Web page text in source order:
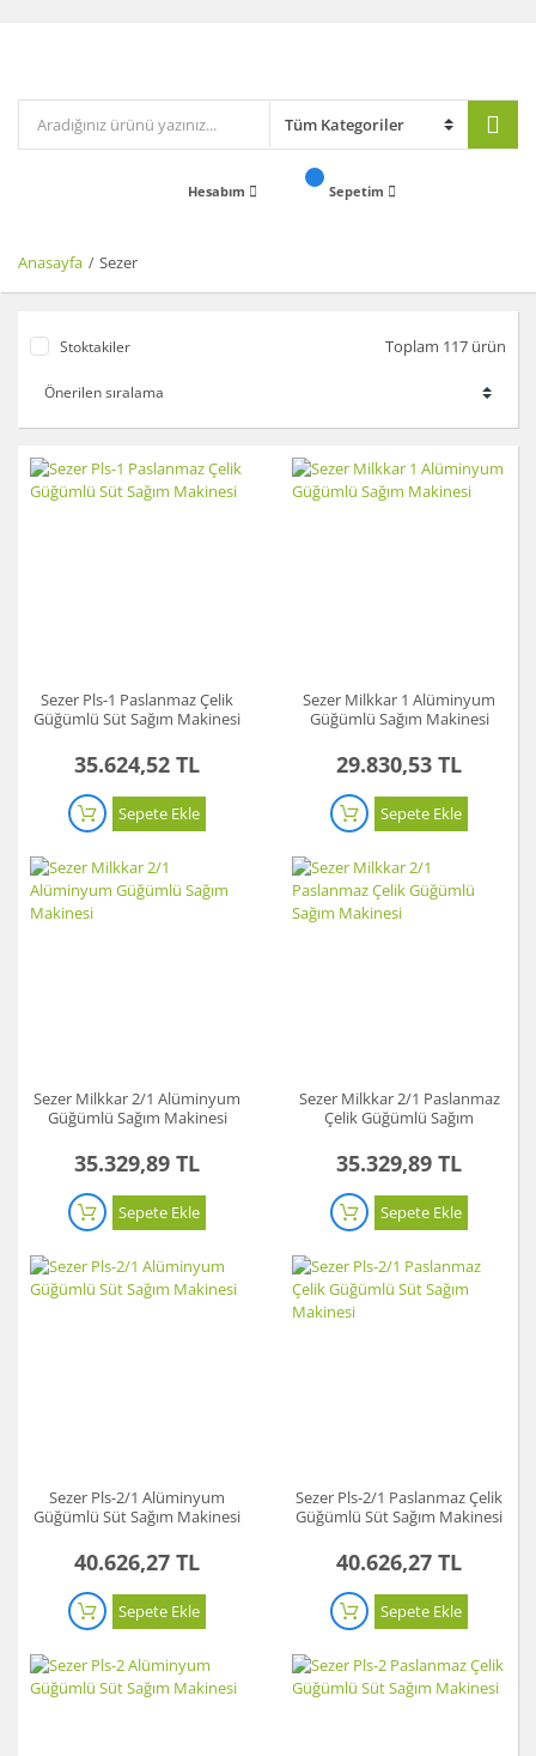
Hesabım Sepetim
Anasayfa Sezer
Stoktakiler Toplam 117 ürün
Sezer Pls-1 Paslanmaz Çelik
Güğümlü Süt Sağım Makinesi
35.624,52 TL
Sepete Ekle
Sezer Milkkar 1 Alüminyum
Güğümlü Sağım Makinesi
29.830,53 TL
Sepete Ekle
Sezer Milkkar 2/1 Alüminyum
Güğümlü Sağım Makinesi
35.329,89 TL
Sepete Ekle
Sezer Milkkar 2/1 Paslanmaz
Çelik Güğümlü Sağım
35.329,89 TL
Sepete Ekle
Sezer Pls-2/1 Alüminyum
Güğümlü Süt Sağım Makinesi
40.626,27 TL
Sepete Ekle
Sezer Pls-2/1 Paslanmaz Çelik
Güğümlü Süt Sağım Makinesi
40.626,27 TL
Sepete Ekle